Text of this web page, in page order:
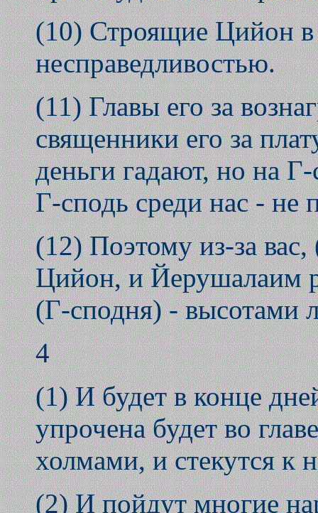
(10) Строящие Цийон
несправедливостью.
(11) Главы его за
священники его за
деньги гадают, но на
Г-сподь среди нас - не
(12) Поэтому из-за вас,
Цийон, и Йерушалаим
(Г-сподня) - высотами
4
(1) И будет в конце
упрочена будет во
холмами, и стекутся к
(2) И пойдут многие